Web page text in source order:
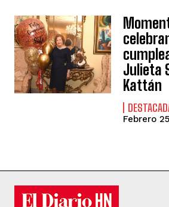
Julieta
Kattán
Febrero